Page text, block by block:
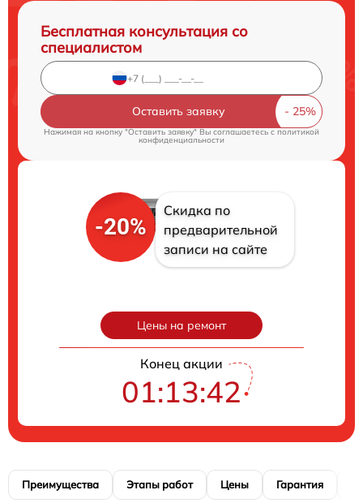
Бесплатная консультация со
специалистом
Оставить заявку
Нажимая на кнопку "Оставить заявку" Вы соглашаетесь cполитикой
конфиденциальности
-20%
Скидка по
предварительной
записи на сайте
Цены на ремонт
Конец акции
01:13:41
Преимущества Этапы работ Цены Гарантия